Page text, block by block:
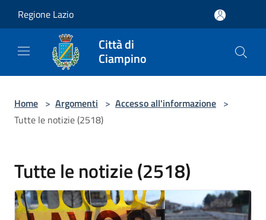
Regione Lazio
Città di
Ciampino
Home > Argomenti > Accesso all'informazione >
Tutte le notizie (2518)
Tutte le notizie (2518)